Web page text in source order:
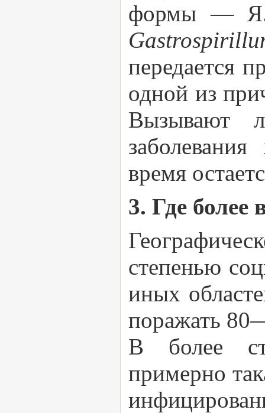
формы —
передается
одной из
Вызывают
время
3. Где более
степенью
иных
поражать
В более
примерно